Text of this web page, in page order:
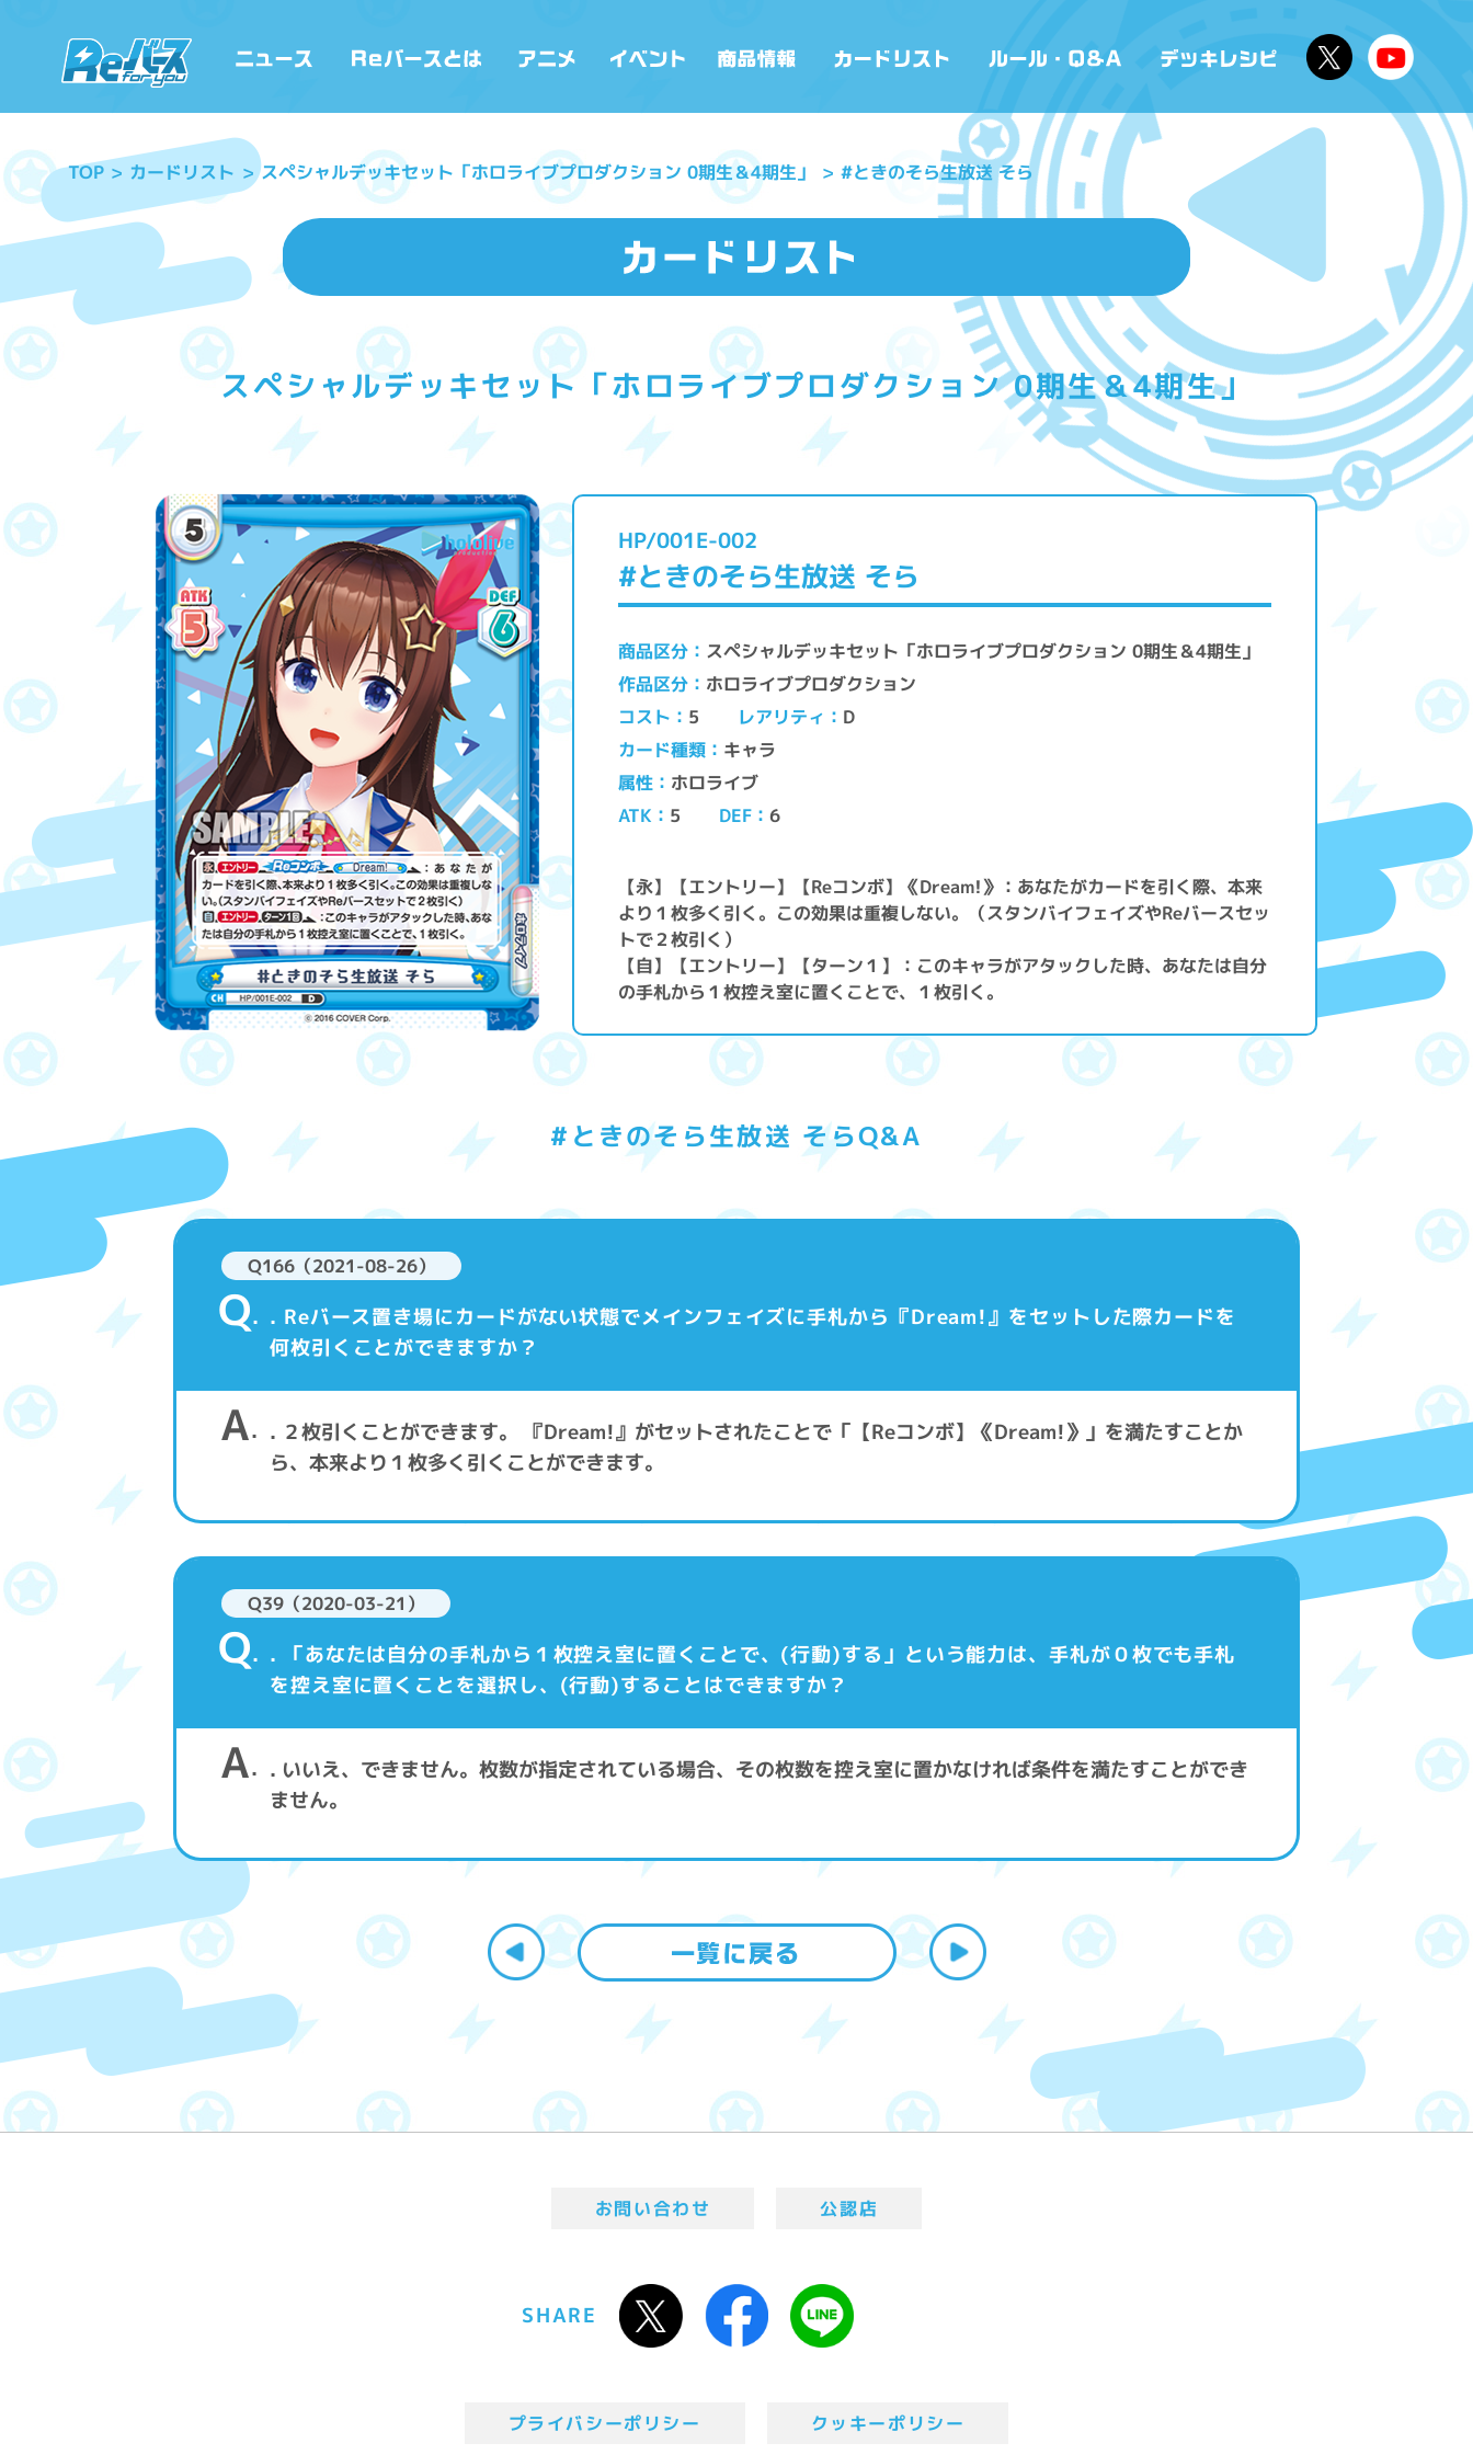
TOP カードリスト スペシャルデッキセット「ホロライブプロダクション 0期生＆4期生」 #ときのそら生放送 そら
スペシャルデッキセット「ホロライブプロダクション 0期生＆4期生」
HP/001E-002
#ときのそら生放送 そら
商品区分 スペシャルデッキセット「ホロライブプロダクション 0期生＆4期生」
作品区分 ホロライブプロダクション
コスト 5 レアリティ D
カード種類 キャラ
属性 ホロライブ
ATK 5 DEF 6
【永】【エントリー】【Reコンボ】《Dream!》：あなたがカードを引く際、本来
より１枚多く引く。この効果は重複しない。（スタンバイフェイズやReバースセッ
トで２枚引く）
【自】【エントリー】【ターン１】：このキャラがアタックした時、あなたは自分
の手札から１枚控え室に置くことで、１枚引く。
#ときのそら生放送 そらQ&A
Q166（2021-08-26）
Q . Reバース置き場にカードがない状態でメインフェイズに手札から『Dream!』をセットした際カードを
何枚引くことができますか？
A . ２枚引くことができます。 『Dream!』がセットされたことで「【Reコンボ】《Dream!》」を満たすことか
ら、本来より１枚多く引くことができます。
Q39（2020-03-21）
Q . 「あなたは自分の手札から１枚控え室に置くことで、(行動)する」という能力は、手札が０枚でも手札
を控え室に置くことを選択し、(行動)することはできますか？
A . いいえ、できません。枚数が指定されている場合、その枚数を控え室に置かなければ条件を満たすことができ
ません。
お問い合わせ 公認店
SHARE
プライバシーポリシー クッキーポリシー